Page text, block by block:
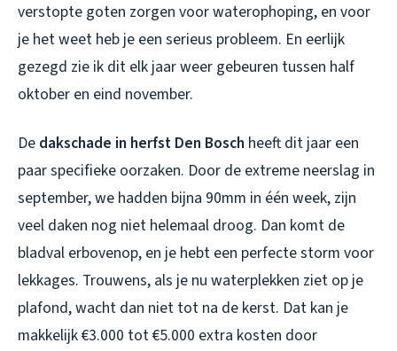
verstopte goten zorgen voor waterophoping, en voor
je het weet heb je een serieus probleem. En eerlijk
gezegd zie ik dit elk jaar weer gebeuren tussen half
oktober en eind november.
De dakschade in herfst Den Bosch heeft dit jaar een
paar specifieke oorzaken. Door de extreme neerslag in
september, we hadden bijna 90mm in één week, zijn
veel daken nog niet helemaal droog. Dan komt de
bladval erbovenop, en je hebt een perfecte storm voor
lekkages. Trouwens, als je nu waterplekken ziet op je
plafond, wacht dan niet tot na de kerst. Dat kan je
makkelijk €3.000 tot €5.000 extra kosten door